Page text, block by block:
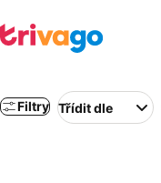
Filtry Třídit dle